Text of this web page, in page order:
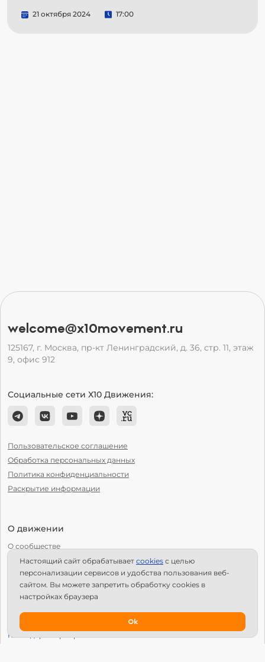
21 октября 2024 17:00
welcome@x10movement.ru
125167, г. Москва, пр-кт Ленинградский, д. 36, стр. 11, этаж
9, офис 912
Социальные сети Х10 Движения:
Пользовательское соглашение
Обработка персональных данных
Политика конфиденциальности
Раскрытие информации
О движении
О сообществе
С чего начать?
Структура Х10
Как стать региональным лидером?
Календарь мероприятий
Настоящий сайт обрабатывает сookies с целью
персонализации сервисов и удобства пользования веб-
сайтом. Вы можете запретить обработку сookies в
настройках браузера
Ok